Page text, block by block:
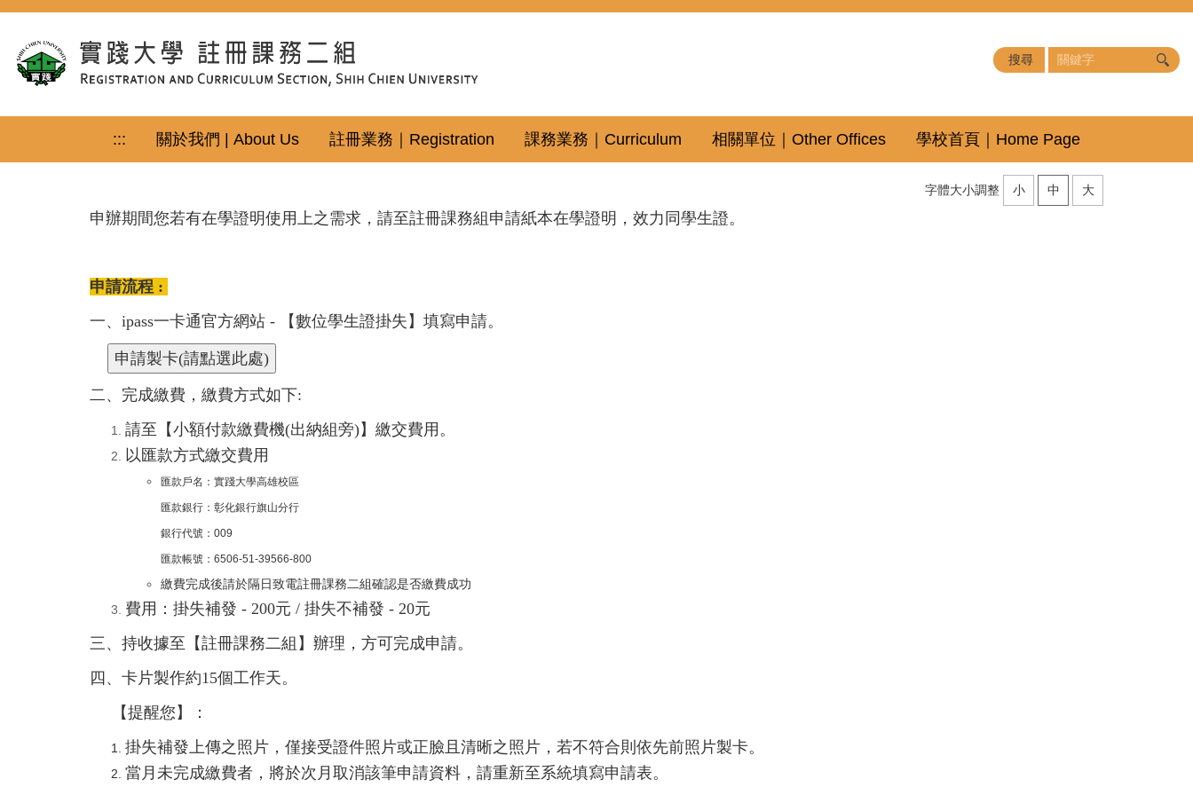
跳
主
要
::: 關於我們 | About Us 註冊業務｜Registration 課務業務｜Curriculum 相關單位｜Other Offices 學校首頁｜Home Page
字體大小調整 小 中 大
申辦期間您若有在學證明使用上之需求，請至註冊課務組申請紙本在學證明，效力同學生證。
申請流程 :
一、ipass一卡通官方網站 - 【數位學生證掛失】填寫申請。
二、完成繳費，繳費方式如下:
請至【小額付款繳費機(出納組旁)】繳交費用。
以匯款方式繳交費用
匯款戶名：實踐大學高雄校區
匯款銀行：彰化銀行旗山分行
銀行代號：009
匯款帳號：6506-51-39566-800
繳費完成後請於隔日致電註冊課務二組確認是否繳費成功
費用：掛失補發 - 200元 / 掛失不補發 - 20元
三、持收據至【註冊課務二組】辦理，方可完成申請。
四、卡片製作約15個工作天。
【提醒您】：
掛失補發上傳之照片，僅接受證件照片或正臉且清晰之照片，若不符合則依先前照片製卡。
當月未完成繳費者，將於次月取消該筆申請資料，請重新至系統填寫申請表。